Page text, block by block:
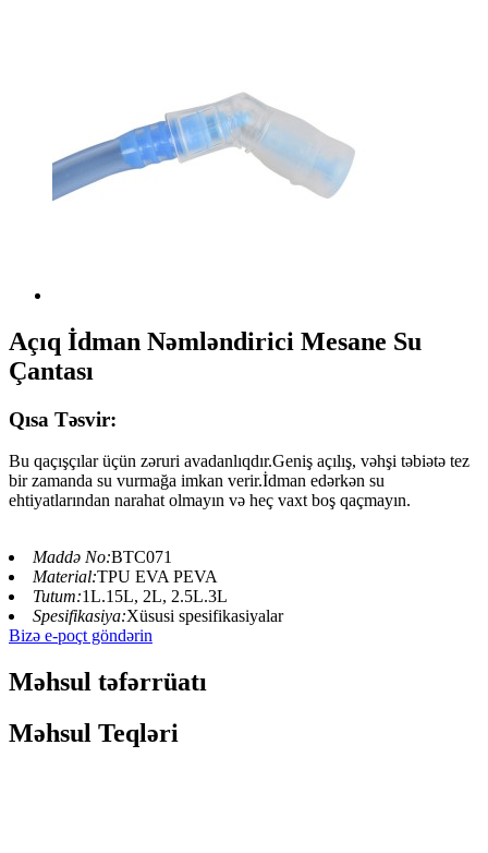
Açıq İdman Nəmləndirici Mesane Su
Çantası
Qısa Təsvir:
Bu qaçışçılar üçün zəruri avadanlıqdır.Geniş açılış, vəhşi təbiətə tez
bir zamanda su vurmağa imkan verir.İdman edərkən su
ehtiyatlarından narahat olmayın və heç vaxt boş qaçmayın.
Maddə No:BTC071
Material:TPU EVA PEVA
Tutum:1L.15L, 2L, 2.5L.3L
Spesifikasiya:Xüsusi spesifikasiyalar
Bizə e-poçt göndərin
Məhsul təfərrüatı
Məhsul Teqləri